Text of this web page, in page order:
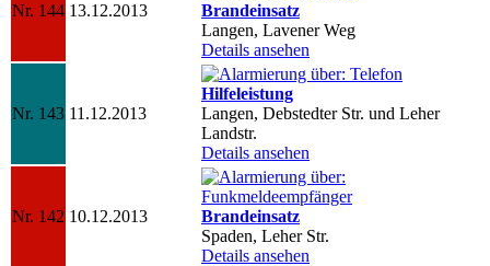
Nr. 144 13.12.2013
Brandeinsatz
Langen, Lavener Weg
Details ansehen
Nr. 143 11.12.2013
Hilfeleistung
Langen, Debstedter Str. und Leher
Landstr.
Details ansehen
Nr. 142 10.12.2013
Brandeinsatz
Spaden, Leher Str.
Details ansehen